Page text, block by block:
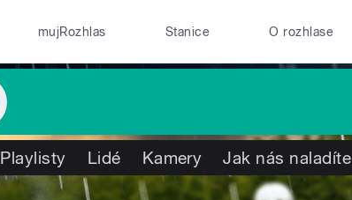
mujRozhlas Stanice O rozhlase
Playlisty Lidé Kamery Jak nás naladíte